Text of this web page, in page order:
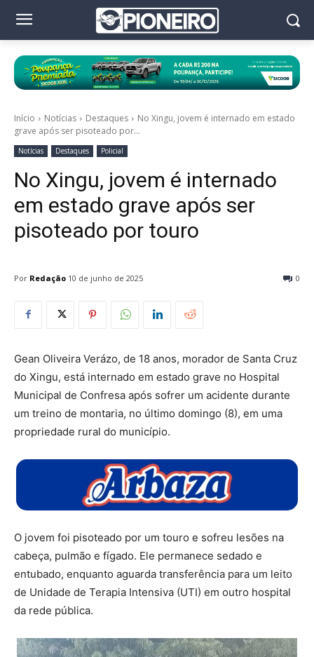
Início Notícias Destaques
No Xingu, jovem é internado em estado
grave após ser pisoteado por...
Notícias Destaques Policial
No Xingu, jovem é internado
em estado grave após ser
pisoteado por touro
Por Redação 0
10 de junho de 2025
Gean Oliveira Verázo, de 18 anos, morador de Santa Cruz
do Xingu, está internado em estado grave no Hospital
Municipal de Confresa após sofrer um acidente durante
um treino de montaria, no último domingo (8), em uma
propriedade rural do município.
O jovem foi pisoteado por um touro e sofreu lesões na
cabeça, pulmão e fígado. Ele permanece sedado e
entubado, enquanto aguarda transferência para um leito
de Unidade de Terapia Intensiva (UTI) em outro hospital
da rede pública.